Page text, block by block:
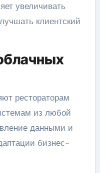
увеличивать
клиентский
рестораторам
из любой
данными и
бизнес-